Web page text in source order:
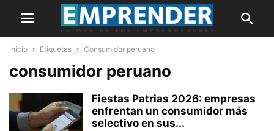
Inicio Etiquetas Consumidor peruano
consumidor peruano
Fiestas Patrias 2026: empresas
enfrentan un consumidor más
selectivo en sus...